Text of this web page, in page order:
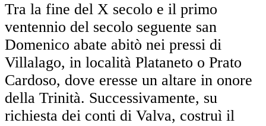
Tra la fine del X secolo e il primo
ventennio del secolo seguente san
Domenico abate abitò nei pressi di
Villalago, in località Plataneto o Prato
Cardoso, dove eresse un altare in onore
della Trinità. Successivamente, su
richiesta dei conti di Valva, costruì il